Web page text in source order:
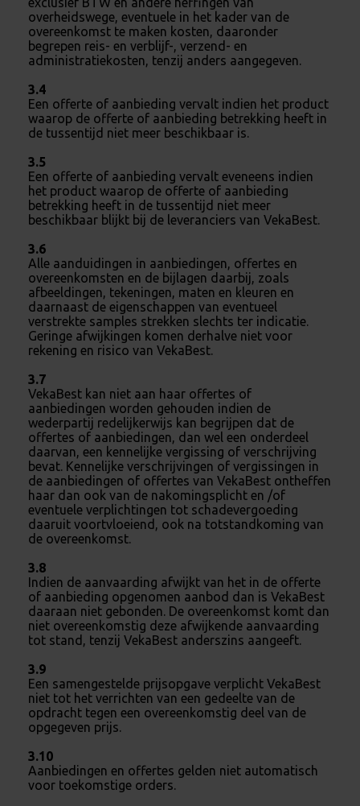
overheidswege, eventuele in het kader van de
overeenkomst te maken kosten, daaronder
begrepen reis- en verblijf-, verzend- en
administratiekosten, tenzij anders aangegeven.
3.4
Een offerte of aanbieding vervalt indien het product
waarop de offerte of aanbieding betrekking heeft in
de tussentijd niet meer beschikbaar is.
3.5
Een offerte of aanbieding vervalt eveneens indien
het product waarop de offerte of aanbieding
betrekking heeft in de tussentijd niet meer
beschikbaar blijkt bij de leveranciers van VekaBest.
3.6
Alle aanduidingen in aanbiedingen, offertes en
overeenkomsten en de bijlagen daarbij, zoals
afbeeldingen, tekeningen, maten en kleuren en
daarnaast de eigenschappen van eventueel
verstrekte samples strekken slechts ter indicatie.
Geringe afwijkingen komen derhalve niet voor
rekening en risico van VekaBest.
3.7
VekaBest kan niet aan haar offertes of
aanbiedingen worden gehouden indien de
wederpartij redelijkerwijs kan begrijpen dat de
offertes of aanbiedingen, dan wel een onderdeel
daarvan, een kennelijke vergissing of verschrijving
bevat. Kennelijke verschrijvingen of vergissingen in
de aanbiedingen of offertes van VekaBest ontheffen
haar dan ook van de nakomingsplicht en /of
eventuele verplichtingen tot schadevergoeding
daaruit voortvloeiend, ook na totstandkoming van
de overeenkomst.
3.8
Indien de aanvaarding afwijkt van het in de offerte
of aanbieding opgenomen aanbod dan is VekaBest
daaraan niet gebonden. De overeenkomst komt dan
niet overeenkomstig deze afwijkende aanvaarding
tot stand, tenzij VekaBest anderszins aangeeft.
3.9
Een samengestelde prijsopgave verplicht VekaBest
niet tot het verrichten van een gedeelte van de
opdracht tegen een overeenkomstig deel van de
opgegeven prijs.
3.10
Aanbiedingen en offertes gelden niet automatisch
voor toekomstige orders.